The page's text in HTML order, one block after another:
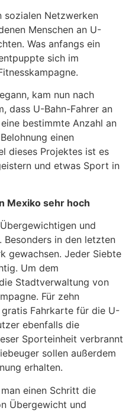
sozialen Netzwerken
Menschen an U-
Was anfangs ein
sich im
kam nun nach
dass U-Bahn-Fahrer an
bestimmte Anzahl an
einen
dieses Projektes ist es
und etwas Sport in
Mexiko sehr hoch
und
Besonders in den letzten
gewachsen. Jeder Siebte
Um dem
Stadtverwaltung von
Für zehn
gratis Fahrkarte für die U-
ebenfalls die
Sporteinheit verbrannt
sollen außerdem
erhalten.
einen Schritt die
Übergewicht und